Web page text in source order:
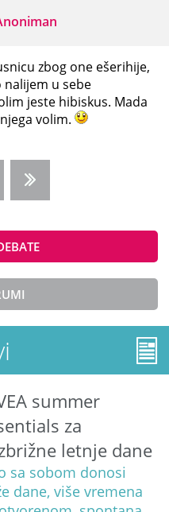
zbog one ešerihije,
nalijem u sebe
jeste hibiskus. Mada
volim.
summer
za
letnje dane
sa sobom donosi
dane, više vremena